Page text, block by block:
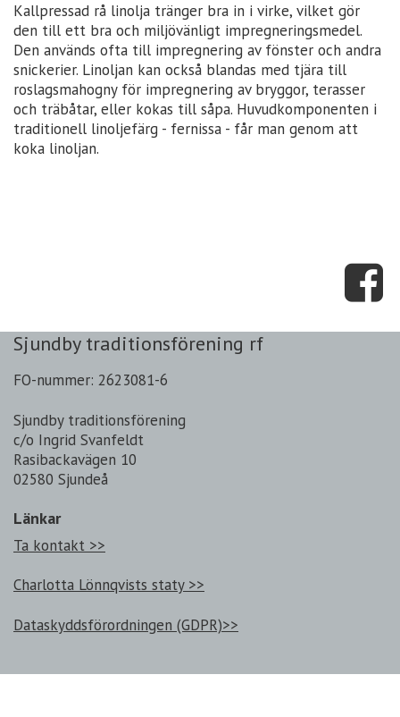
Kallpressad rå linolja tränger bra in i virke, vilket gör
den till ett bra och miljövänligt impregneringsmedel.
Den används ofta till impregnering av fönster och andra
snickerier. Linoljan kan också blandas med tjära till
roslagsmahogny för impregnering av bryggor, terasser
och träbåtar, eller kokas till såpa. Huvudkomponenten i
traditionell linoljefärg - fernissa - får man genom att
koka linoljan.
Sjundby traditionsförening rf
FO-nummer: 2623081-6
Sjundby traditionsförening
c/o Ingrid Svanfeldt
Rasibackavägen 10
02580 Sjundeå
Länkar
Ta kontakt >>
Charlotta Lönnqvists staty >>
Dataskyddsförordningen (GDPR)>>